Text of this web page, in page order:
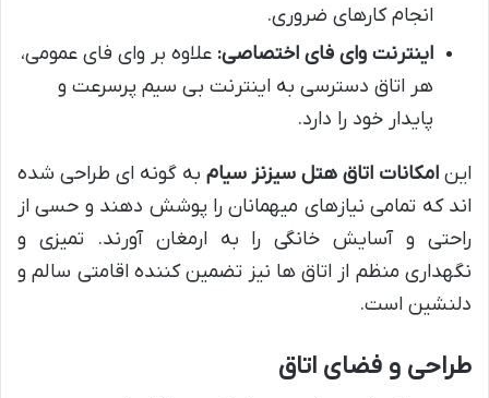
انجام کارهای ضروری.
اینترنت وای فای اختصاصی: علاوه بر وای فای عمومی،
هر اتاق دسترسی به اینترنت بی سیم پرسرعت و
پایدار خود را دارد.
این امکانات اتاق هتل سیزنز سیام به گونه ای طراحی شده
اند که تمامی نیازهای میهمانان را پوشش دهند و حسی از
راحتی و آسایش خانگی را به ارمغان آورند. تمیزی و
نگهداری منظم از اتاق ها نیز تضمین کننده اقامتی سالم و
دلنشین است.
طراحی و فضای اتاق